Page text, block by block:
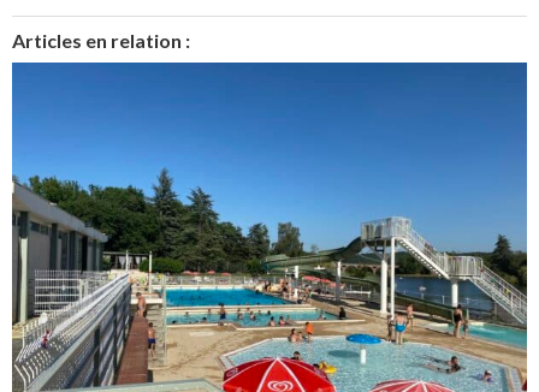
Articles en relation :